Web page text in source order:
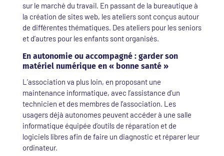
sur le marché du travail. En passant de la bureautique à
la création de sites web, les ateliers sont conçus autour
de différentes thématiques. Des ateliers pour les seniors
et d’autres pour les enfants sont organisés.
En autonomie ou accompagné : garder son
matériel numérique en « bonne santé »
L’association va plus loin, en proposant une
maintenance informatique, avec l’assistance d’un
technicien et des membres de l’association. Les
usagers déjà autonomes peuvent accéder à une salle
informatique équipée d’outils de réparation et de
logiciels libres afin de faire un diagnostic et réparer leur
ordinateur.